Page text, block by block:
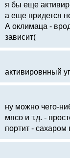
я бы еще
а еще придется
А оклимаца -
зависит(
активировнный
ну можно чего-
мясо и т.д. -
портит - сахаром